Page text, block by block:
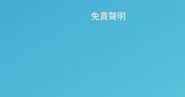
免責聲明